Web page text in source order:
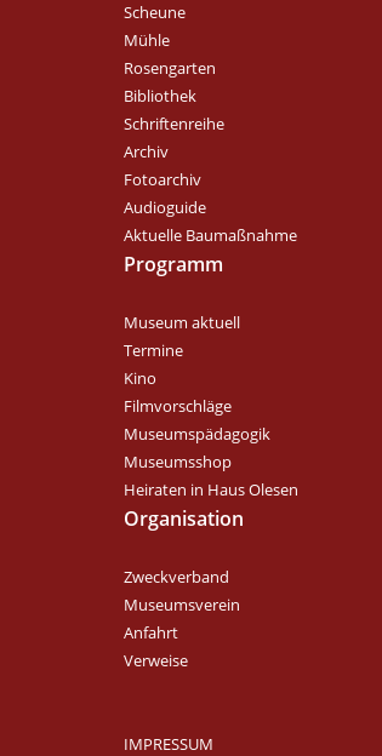
Scheune
Mühle
Rosengarten
Bibliothek
Schriftenreihe
Archiv
Fotoarchiv
Audioguide
Aktuelle Baumaßnahme
Programm
Museum aktuell
Termine
Kino
Filmvorschläge
Museumspädagogik
Museumsshop
Heiraten in Haus Olesen
Organisation
Zweckverband
Museumsverein
Anfahrt
Verweise
IMPRESSUM